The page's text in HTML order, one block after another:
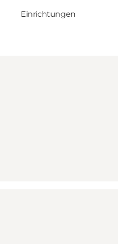
Einrichtungen